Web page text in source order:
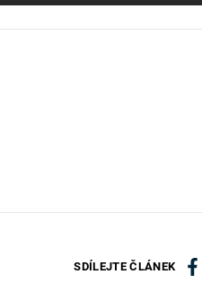
SDÍLEJTE ČLÁNEK